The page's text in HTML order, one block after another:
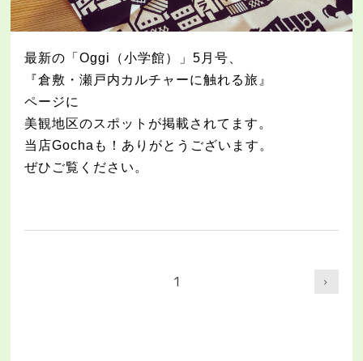
最新の「Oggi（小学館）」5月号、
『倉敷・瀬戸内カルチャーに触れる旅』
ページに
美観地区のスポットが掲載されてます。
当店Gochaも！ありがとうございます。
ぜひご覧ください。
1